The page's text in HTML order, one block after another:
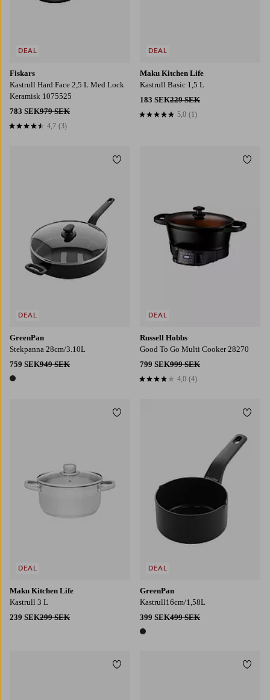
Fiskars
Kastrull Hard Face 2,5 L Med Lock
Keramisk 1075525
783 SEK979 SEK
4,7 baserat på 3 st betyg
4,7 (3)
DEAL
Maku Kitchen Life
Kastrull Basic 1,5 L
183 SEK229 SEK
5,0 baserat på 1 st betyg
5,0 (1)
DEAL
GreenPan
Stekpanna 28cm/3.10L
759 SEK949 SEK
1 färg
DEAL
Lägg till i favoriter
Russell Hobbs
Good To Go Multi Cooker 28270
799 SEK999 SEK
4,0 baserat på 4 st betyg
4,0 (4)
DEAL
Maku Kitchen Life
Kastrull 3 L
239 SEK299 SEK
DEAL
Lägg till i favoriter
GreenPan
Kastrull16cm/1,58L
399 SEK499 SEK
1 färg
DEAL
Lägg till i favoriter